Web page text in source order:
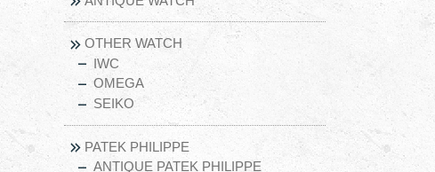
OTHER WATCH
IWC
OMEGA
SEIKO
PATEK PHILIPPE
ANTIQUE PATEK PHILIPPE